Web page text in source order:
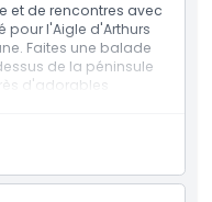
et de rencontres avec
l'Aigle d'Arthurs
Faites une balade
de la péninsule
d'adorables